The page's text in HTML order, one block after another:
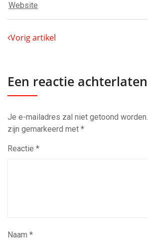
Website
Vorig artikel
Een reactie achterlaten
Je e-mailadres zal niet getoond worden.
zijn gemarkeerd met *
Reactie *
Naam *